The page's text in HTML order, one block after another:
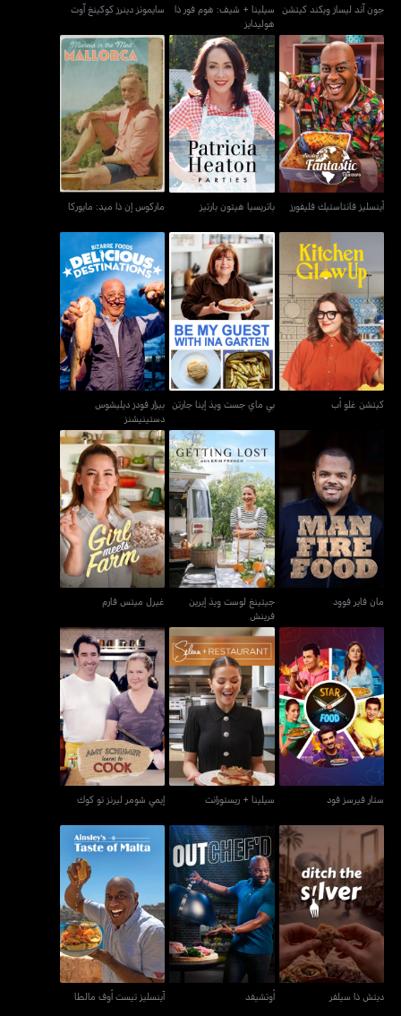
جون آند ليساز ويكند كيتشن
سيلينا + شيف: هوم فور ذا
هوليدايز
سايمونز دينرز كوكينغ آوت
آينسليز فانتاستيك فليفورز
آينسليز فانتاستيك فليفورز
باتريسيا هيتون بارتيز
باتريسيا هيتون بارتيز
ماركوس إن ذا ميد: مايوركا
ماركوس إن ذا ميد: مايوركا
كيتشن غلو أب
كيتشن غلو أب
بي ماي جست ويذ إينا
جارتن
بي ماي جست ويذ إينا جارتن
بيزار فودز ديليشوس
دستينيشنز
بيزار فودز ديليشوس
دستينيشنز
مان فاير فوود
مان فاير فوود
جيتينغ لوست ويذ إيرين
فرينش
جيتينغ لوست ويذ إيرين
فرينش
غيرل ميتس فارم
غيرل ميتس فارم
ستار فيرسز فود
ستار فيرسز فود
سيلينا + ريستورانت
سيلينا + ريستورانت
إيمي شومر ليرنز تو كوك
إيمي شومر ليرنز تو كوك
ديتش ذا سيلفر
ديتش ذا سيلفر
أوتشيفد
أوتشيفد
آينسليز تيست أوف مالطا
آينسليز تيست أوف مالطا